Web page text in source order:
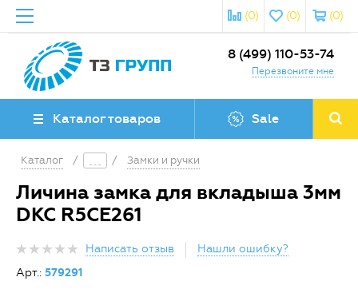
(0)
(0)
(0)
8 (499) 110-53-74
Перезвоните мне
Каталог товаров Sale
Каталог / / Замки и ручки
Личина замка для вкладыша 3мм
DKC R5CE261
Написать отзыв
Нашли ошибку?
Арт.: 579291